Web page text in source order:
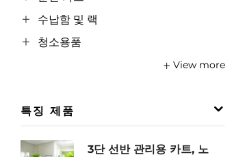
수납함 및 랙
청소용품
View more
특징 제품
3단 선반 관리용 카트, 노